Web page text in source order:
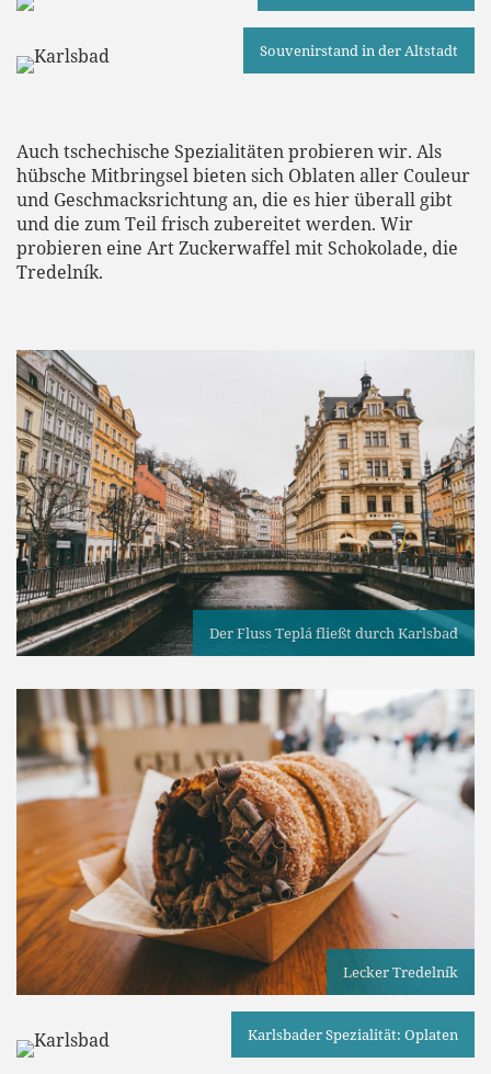
Souvenirstand in der Altstadt
Auch tschechische Spezialitäten probieren wir. Als
hübsche Mitbringsel bieten sich Oblaten aller Couleur
und Geschmacksrichtung an, die es hier überall gibt
und die zum Teil frisch zubereitet werden. Wir
probieren eine Art Zuckerwaffel mit Schokolade, die
Tredelník.
Der Fluss Teplá fließt durch Karlsbad
Lecker Tredelník
Karlsbader Spezialität: Oplaten